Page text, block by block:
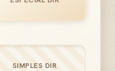
SIMPLES DIR